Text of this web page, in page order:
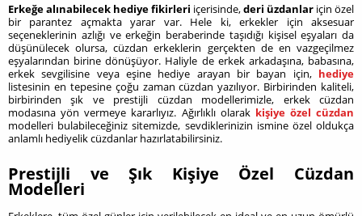
Erkeğe alınabilecek hediye fikirleri içerisinde,deri üzdanlar için özel
bir parantez açmakta yarar var. Hele ki, erkekler için aksesuar
seçeneklerinin azlığı ve erkeğin beraberinde taşıdığı kişisel eşyaları da
düşünülecek olursa, cüzdan erkeklerin gerçekten de en vazgeçilmez
eşyalarından birine dönüşüyor. Haliyle de erkek arkadaşına, babasına,
erkek sevgilisine veya eşine hediye arayan bir bayan için, hediye
listesinin en tepesine çoğu zaman cüzdan yazılıyor. Birbirinden kaliteli,
birbirinden şık ve prestijli cüzdan modellerimizle, erkek cüzdan
modasına yön vermeye kararlıyız. Ağırlıklı olarak kişiye özel cüzdan
modelleri bulabileceğiniz sitemizde, sevdiklerinizin ismine özel oldukça
anlamlı hediyelik cüzdanlar hazırlatabilirsiniz.
Prestijli ve Şık Kişiye Özel Cüzdan
Modelleri